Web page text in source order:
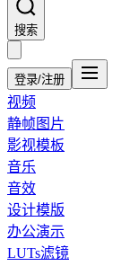
搜索
登录/注册
视频
静帧图片
影视模板
音乐
音效
设计模版
办公演示
LUTs滤镜